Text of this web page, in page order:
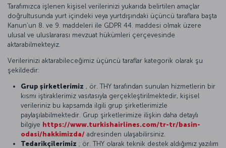
Tarafımızca işlenen kişisel verilerinizi yukarıda belirtilen amaçlar
doğrultusunda yurt içindeki veya yurtdışındaki üçüncü taraflara başta
Kanun’un 8. ve 9. maddeleri ile GDPR 44. maddesi olmak üzere
ulusal ve uluslararası mevzuat hükümleri çerçevesinde
aktarabilmekteyiz.
Verilerinizi aktarabileceğimiz üçüncü taraflar kategorik olarak şu
şekildedir:
Grup şirketlerimiz , ör. THY tarafından sunulan hizmetlerin bir
kısmı iştiraklerimiz vasıtasıyla gerçekleştirilmektedir, kişisel
verileriniz bu kapsamda ilgili grup şirketlerimizle
paylaşılabilmektedir. Grup şirketlerimize ilişkin daha detaylı
bilgiye https://www.turkishairlines.com/tr-tr/basin-
odasi/hakkimizda/ adresinden ulaşabilirsiniz.
Tedarikçilerimiz ; ör. THY olarak teknik destek aldığımız yazılım